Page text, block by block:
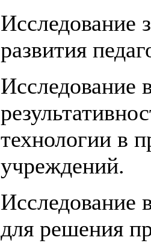
Исследование
развития
Исследование
технологии в
учреждений.
Исследование
для решения